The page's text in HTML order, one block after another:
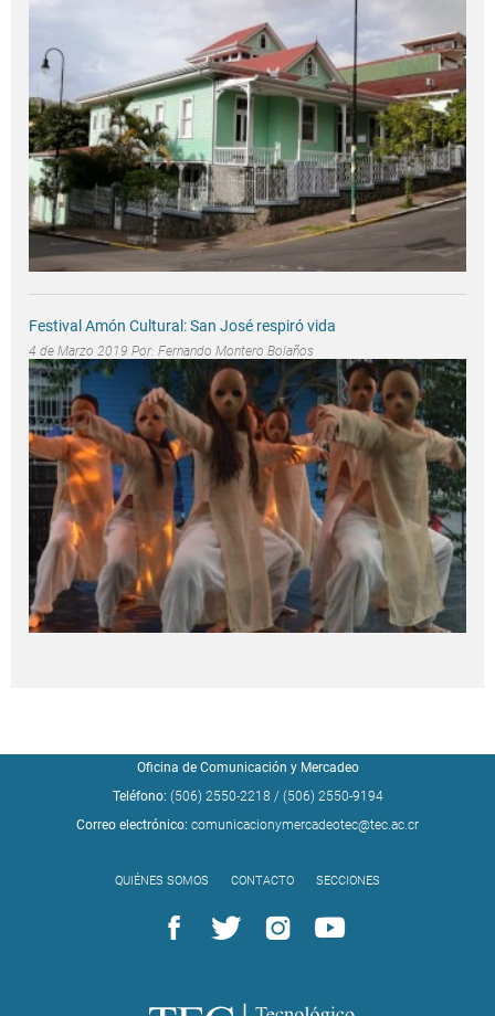
Festival Amón Cultural: San José respiró vida
4 de Marzo 2019 Por: Fernando Montero Bolaños
Oficina de Comunicación y Mercadeo
Teléfono: (506) 2550-2218 / (506) 2550-9194
Correo electrónico: comunicacionymercadeotec@tec.ac.cr
QUIÉNES SOMOS CONTACTO SECCIONES